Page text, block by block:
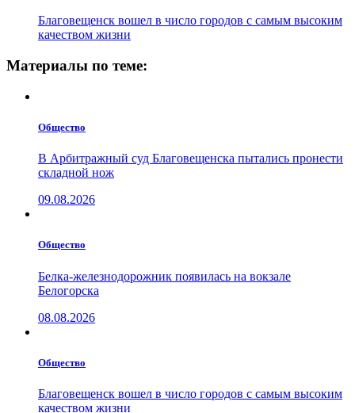
Благовещенск вошел в число городов с самым высоким
качеством жизни
Материалы по теме:
Общество
В Арбитражный суд Благовещенска пытались пронести
складной нож
09.08.2026
Общество
Белка-железнодорожник появилась на вокзале
Белогорска
08.08.2026
Общество
Благовещенск вошел в число городов с самым высоким
качеством жизни